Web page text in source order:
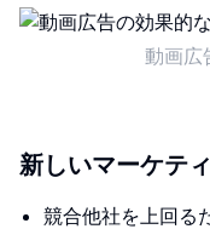
動画広
新しいマーケテ
競合他社を上回る